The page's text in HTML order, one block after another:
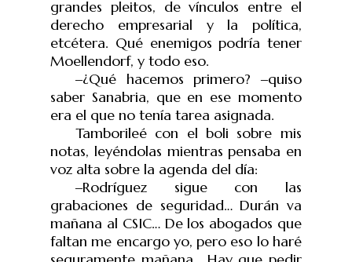
grandes pleitos, de vínculos entre el
derecho empresarial y la política,
etcétera. Qué enemigos podría tener
Moellendorf, y todo eso.
‒¿Qué hacemos primero?‒quiso
saber Sanabria, que en ese momento
era el que no tenía tarea asignada.
Tamborileé con el boli sobre mis
notas, leyéndolas mientras pensaba en
voz alta sobre la agenda del día:
‒Rodríguez sigue con las
grabaciones de seguridad… Durán va
mañana al CSIC… De los abogados que
faltan me encargo yo, pero eso lo haré